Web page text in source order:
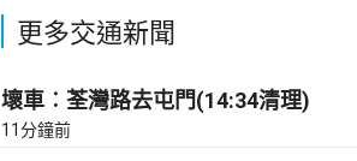
更多交通新聞
壞車︰荃灣路去屯門(14:34清理)
11分鐘前